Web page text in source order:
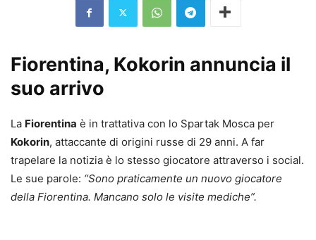
Fiorentina, Kokorin annuncia il
suo arrivo
La Fiorentina è in trattativa con lo Spartak Mosca per
Kokorin, attaccante di origini russe di 29 anni. A far
trapelare la notizia è lo stesso giocatore attraverso i social.
Le sue parole: “Sono praticamente un nuovo giocatore
della Fiorentina. Mancano solo le visite mediche”.